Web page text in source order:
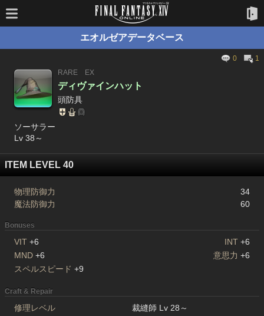
エオルゼアデータベース
0
1
RARE
EX
ディヴァインハット
頭防具
ソーサラー
Lv 38～
ITEM LEVEL 40
物理防御力
34
魔法防御力
60
Bonuses
VIT +6 INT +6
MND +6 意思力 +6
スペルスピード +9
Craft & Repair
修理レベル
裁縫師 Lv 28～